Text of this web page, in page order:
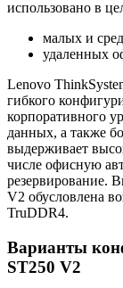
использовано в
малых и
удаленных
Lenovo
гибкого
корпоративного
данных, а также
выдерживает
числе офисную
резервирование.
V2 обусловлена
TruDDR4.
Варианты
ST250 V2